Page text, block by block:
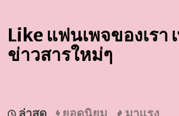
Like แฟนเพจของเรา
ข่าวสารใหม่ๆ